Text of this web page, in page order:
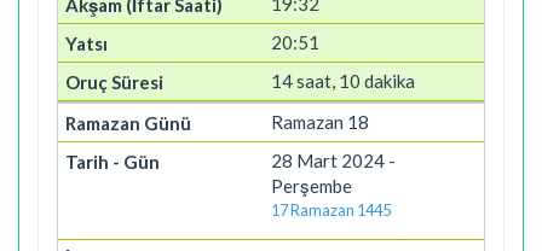
20:51
14 saat, 10 dakika
Ramazan 18
28 Mart 2024 -
Perşembe
17 Ramazan 1445